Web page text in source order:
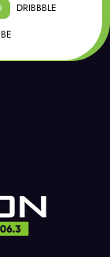
DRIBBBLE